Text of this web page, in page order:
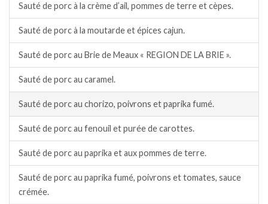
Sauté de porc à la crème d’ail, pommes de terre et cèpes.
Sauté de porc à la moutarde et épices cajun.
Sauté de porc au Brie de Meaux « REGION DE LA BRIE ».
Sauté de porc au caramel.
Sauté de porc au chorizo, poivrons et paprika fumé.
Sauté de porc au fenouil et purée de carottes.
Sauté de porc au paprika et aux pommes de terre.
Sauté de porc au paprika fumé, poivrons et tomates, sauce
crémée.